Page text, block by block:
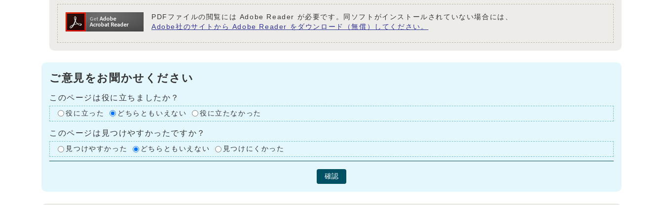
PDFファイルの閲覧には Adobe Reader が必要です。同ソフトがインストールされていない場合には、
Adobe社のサイトから Adobe Reader をダウンロード（無償）してください。
ご意見をお聞かせください
このページは役に立ちましたか？
役に立った どちらともいえない 役に立たなかった
このページは見つけやすかったですか？
見つけやすかった どちらともいえない 見つけにくかった
確認